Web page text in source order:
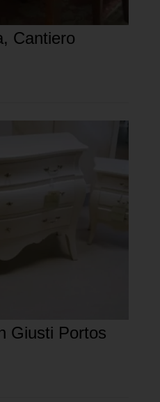
Cantiero
Giusti Portos